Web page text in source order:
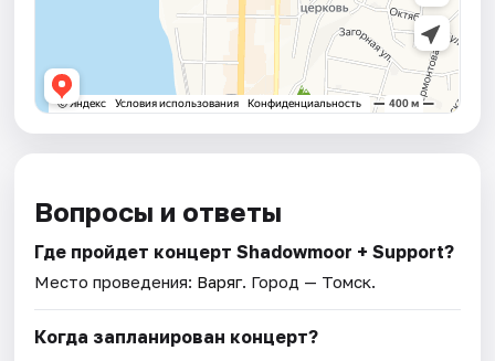
Вопросы и ответы
Где пройдет концерт Shadowmoor + Support?
Место проведения: Варяг. Город — Томск.
Когда запланирован концерт?